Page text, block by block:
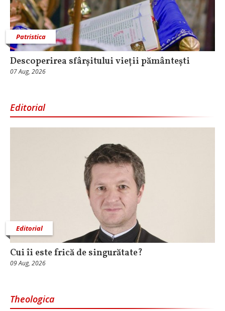
Patristica
Descoperirea sfârșitului vieții pământești
07 Aug, 2026
Editorial
Editorial
Cui îi este frică de singurătate?
09 Aug, 2026
Theologica